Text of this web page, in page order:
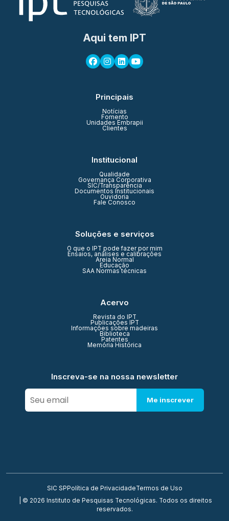
Aqui tem IPT
Principais
Notícias
Fomento
Unidades Embrapii
Clientes
Institucional
Qualidade
Governança Corporativa
SIC/Transparência
Documentos Institucionais
Ouvidoria
Fale Conosco
Soluções e serviços
O que o IPT pode fazer por mim
Ensaios, análises e calibrações
Areia Normal
Educação
SAA Normas técnicas
Acervo
Revista do IPT
Publicações IPT
Informações sobre madeiras
Biblioteca
Patentes
Memória Histórica
Inscreva-se na nossa newsletter
Me inscrever
SIC SP Política de PrivacidadeTermos de Uso
| © 2026 Instituto de Pesquisas Tecnológicas. Todos os direitos
reservados.